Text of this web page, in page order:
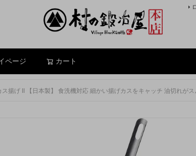
ページ カート
揚げ II 【日本製】 食洗機対応 細かい揚げカスをキャッチ 油切れが